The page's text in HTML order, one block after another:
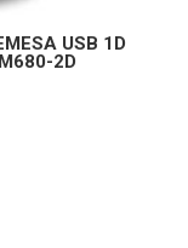
USB 1D
2D